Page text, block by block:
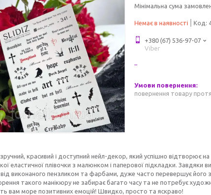
Мінімальна сума
Немає в наявності Код:
+380 (67) 536-97-07
Viber
повернення товару
красивий і доступний нейл-декор, який успішно відтворює на
еластичної плівочки з малюнком і паперової підкладки. Завдяки
від виконаного пензликом та фарбами, дуже часто перевершує
такого манікюру не забирає багато часу та не потребує
вам море позитивних емоцій! Швидко, просто та яскраво!